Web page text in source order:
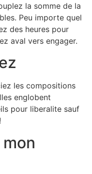
la somme de la
Peu importe quel
des heures pour
aval vers engager.
les compositions
englobent
pour liberalite sauf